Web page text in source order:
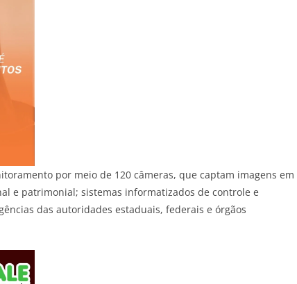
por meio de 120 câmeras, que captam imagens em
e patrimonial; sistemas informatizados de controle e
das autoridades estaduais, federais e órgãos